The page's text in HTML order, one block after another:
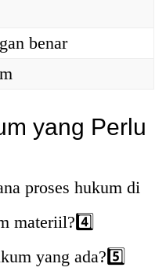
benar
yang Perlu
proses hukum di
materiil?4️⃣
yang ada?5️⃣